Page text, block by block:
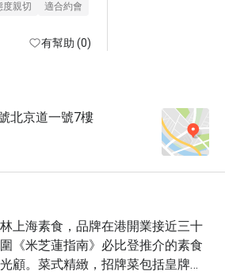
度親切
適合約會
有幫助 (0)
北京道一號7樓
上海素食，品牌在港開業接近三十
《米芝蓮指南》必比登推介的素食
顧。菜式精緻，招牌菜包括皇牌豆